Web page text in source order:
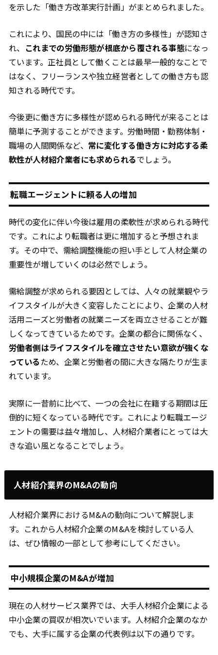
を示した「働き方改革実行計画」がまとめられました。
これにより、国民の中には「働き方の多様性」が認知さ
れ、 これまでの労働形態が根底から覆される事態になっ
ています。正社員として働くことは最早一般的なことで
はなく、フリーランスや独立経営者としての働き方も認
知される時代です。
今後更に働き方に多様性が認められる時代が来ることは
簡単に予測することができます。労働時間・勤務体制・
職場の人間関係など、 常に変化する働き方に対応する柔
軟性が人材紹介業者にも求められるでしょう。
転職エージェントに頼る人の増加
時代の変化に伴い今後は雇用の柔軟性が求められる時代
です。これにより転職者は更に増加すると予想されま
す。その中で、需給調整機能の担い手として人材企業の
重要性が増していくのは必然でしょう。
需給調整が求められる要因としては、人々の就業観やラ
イフスタイルが大きく変容したことにより、企業の人材
活用ニーズと労働者の就業ニーズを両立させることが難
しくなってきているためです。企業の都合に関係なく、
労働者側はライフスタイルを確立させたい意欲が強くな
っているため、企業と労働者の間に大きな隔たりが生ま
れています。
実際に一昔前に比べて、一つの会社に在籍する期間は圧
倒的に短くなっている時代です。これにより転職エージ
ェントの需要は益々増加し、人材紹介業者にとっては大
きな追い風となることでしょう。
人材紹介業界のM&Aの動向
人材紹介業界におけるM&Aの動向について解説しま
す。これから人材紹介企業のM&Aを検討している人
は、ぜひ情報の一部として参考にしてください。
中小規模企業のM&Aが増加
現在の人材サービス業界では、大手人材紹介企業による
中小企業の買収が相次いでいます。人材紹介企業のなか
でも、大手に属する企業の代表例は以下の通りです。